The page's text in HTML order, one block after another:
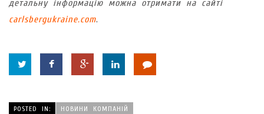
детальну інформацію можна отримати на сайті
carlsbergukraine.com.
POSTED IN:
НОВИНИ КОМПАНІЙ